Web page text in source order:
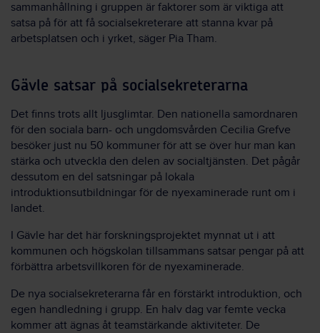
sammanhållning i gruppen är faktorer som är viktiga att
satsa på för att få socialsekreterare att stanna kvar på
arbetsplatsen och i yrket, säger Pia Tham.
Gävle satsar på socialsekreterarna
Det finns trots allt ljusglimtar. Den nationella samordnaren
för den sociala barn- och ungdomsvården Cecilia Grefve
besöker just nu 50 kommuner för att se över hur man kan
stärka och utveckla den delen av socialtjänsten. Det pågår
dessutom en del satsningar på lokala
introduktionsutbildningar för de nyexaminerade runt om i
landet.
I Gävle har det här forskningsprojektet mynnat ut i att
kommunen och högskolan tillsammans satsar pengar på att
förbättra arbetsvillkoren för de nyexaminerade.
De nya socialsekreterarna får en förstärkt introduktion, och
egen handledning i grupp. En halv dag var femte vecka
kommer att ägnas åt teamstärkande aktiviteter. De